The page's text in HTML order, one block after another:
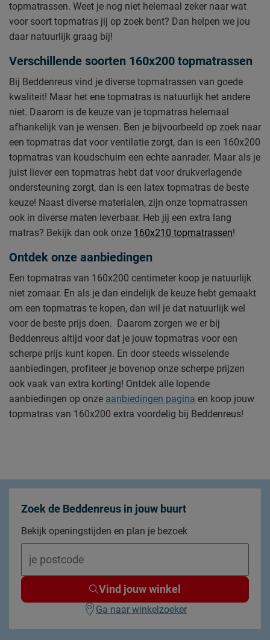
topmatrassen. Weet je nog niet helemaal zeker naar wat
voor soort topmatras jij op zoek bent? Dan helpen we jou
daar natuurlijk graag bij!
Verschillende soorten 160x200 topmatrassen
Bij Beddenreus vind je diverse topmatrassen van goede
kwaliteit! Maar het ene topmatras is natuurlijk het andere
niet. Daarom is de keuze van je topmatras helemaal
afhankelijk van je wensen. Ben je bijvoorbeeld op zoek naar
een topmatras dat voor ventilatie zorgt, dan is een 160x200
topmatras van koudschuim een echte aanrader. Maar als je
juist liever een topmatras hebt dat voor drukverlagende
ondersteuning zorgt, dan is een latex topmatras de beste
keuze! Naast diverse materialen, zijn onze topmatrassen
ook in diverse maten leverbaar. Heb jij een extra lang
matras? Bekijk dan ook onze 160x210 topmatrassen!
Ontdek onze aanbiedingen
Een topmatras van 160x200 centimeter koop je natuurlijk
niet zomaar. En als je dan eindelijk de keuze hebt gemaakt
om een topmatras te kopen, dan wil je dat natuurlijk wel
voor de beste prijs doen. Daarom zorgen we er bij
Beddenreus altijd voor dat je jouw topmatras voor een
scherpe prijs kunt kopen. En door steeds wisselende
aanbiedingen, profiteer je bovenop onze scherpe prijzen
ook vaak van extra korting! Ontdek alle lopende
aanbiedingen op onze aanbiedingen pagina en koop jouw
topmatras van 160x200 extra voordelig bij Beddenreus!
Zoek de Beddenreus in jouw buurt
Bekijk openingstijden en plan je bezoek
Vind jouw winkel
Ga naar winkelzoeker